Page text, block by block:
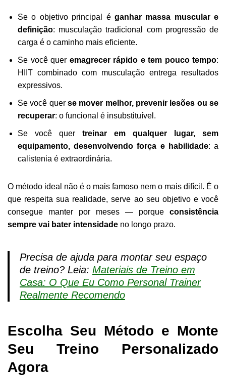
Se o objetivo principal é ganhar massa muscular e
definição: musculação tradicional com progressão de
carga é o caminho mais eficiente.
Se você quer emagrecer rápido e tem pouco tempo:
HIIT combinado com musculação entrega resultados
expressivos.
Se você quer se mover melhor, prevenir lesões ou se
recuperar: o funcional é insubstituível.
Se você quer treinar em qualquer lugar, sem
equipamento, desenvolvendo força e habilidade: a
calistenia é extraordinária.
O método ideal não é o mais famoso nem o mais difícil. É o
que respeita sua realidade, serve ao seu objetivo e você
consegue manter por meses — porque consistência
sempre vai bater intensidade no longo prazo.
Precisa de ajuda para montar seu espaço
de treino? Leia: Materiais de Treino em
Casa: O Que Eu Como Personal Trainer
Realmente Recomendo
Escolha Seu Método e Monte
Seu Treino Personalizado
Agora